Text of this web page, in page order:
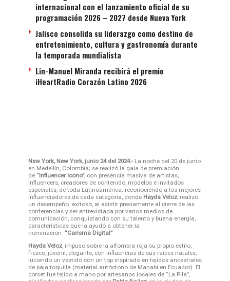
internacional con el lanzamiento oficial de su
programación 2026 – 2027 desde Nueva York
Jalisco consolida su liderazgo como destino de
entretenimiento, cultura y gastronomía durante
la temporada mundialista
Lin-Manuel Miranda recibirá el premio
iHeartRadio Corazón Latino 2026
New York, New York, junio 24 del 2024.-La noche del 20 de junio
en Medellín, Colombia; se realizó la gala de premiación
de “Influencer Icono”, con presencia masiva de artistas,
influencers, creadores de contenido, modelos e invitados
especiales, de toda Latinoamérica; reconociendo a los mejores
influenciadores de cada categoría, donde Hayda Veloz, realizó
un desempeño exitoso, al asistir previamente al cierre de las
conferencias y ser entrevistada por varios medios de
comunicación, conquistando con su talento y buena energía,
características que la ayudó a obtener la
nominación “Carisma Digital”
Hayda Veloz, impuso sobre la alfombra roja su propio estilo,
fresco, juvenil, elegante, con influencias de sus raíces natales,
luciendo un vestido con un top inspirado en tejidos ancestrales
de paja toquilla (material autóctono de Manabí en Ecuador). El
corset fue tejido a mano por artesanos locales de “La Pila”,